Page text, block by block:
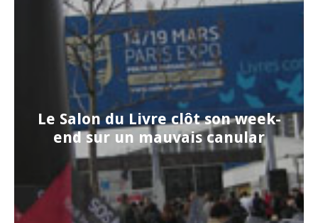
Le Salon du Livre clôt son week-
end sur un mauvais canular